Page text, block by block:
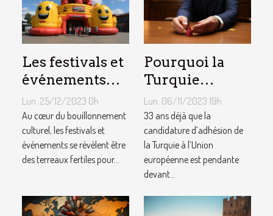
Les festivals et
événements
culturels : une
opportunité
pour les
publicités
gonflables
Lun. 25/12/2023 0h
Au cœur du bouillonnement
culturel, les festivals et
événements se révèlent être
des terreaux fertiles pour...
Pourquoi la
Turquie
n’adhère
toujours-t-elle
pas à l’UE ?
Lun. 06/11/2023 19h
33 ans déjà que la
candidature d’adhésion de
la Turquie à l’Union
européenne est pendante
devant...